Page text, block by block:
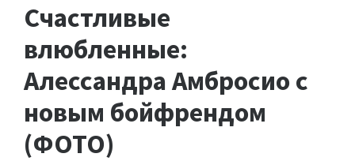
Счастливые
влюбленные:
Алессандра Амбросио с
новым бойфрендом
(ФОТО)